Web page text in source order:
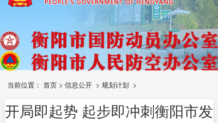
当前位置： 首页 > 信息公开 > 规划计划 >
开局即起势 起步即冲刺衡阳市发